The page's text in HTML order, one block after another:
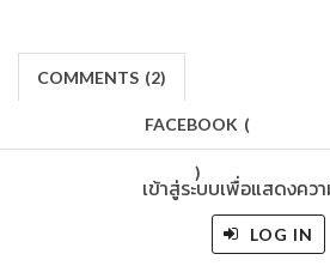
COMMENTS (2)
FACEBOOK (
)
เข้าสู่ระบบเพื่อแสดงคว
LOG IN